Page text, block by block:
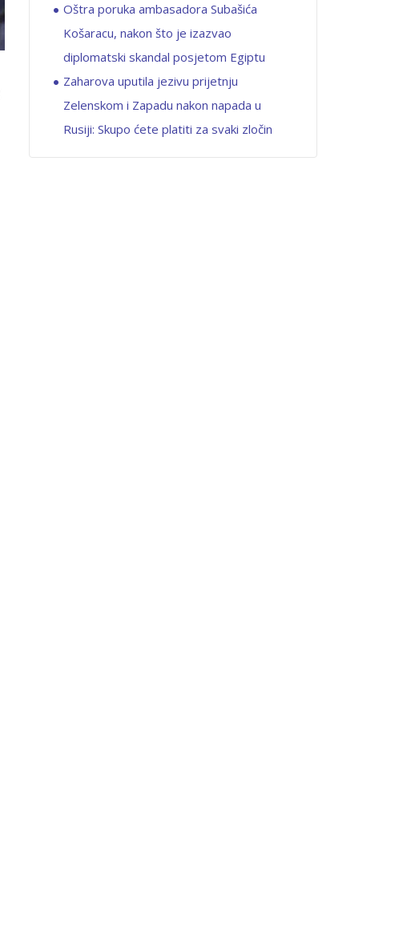
Oštra poruka ambasadora Subašića
Košaracu, nakon što je izazvao
diplomatski skandal posjetom Egiptu
Zaharova uputila jezivu prijetnju
Zelenskom i Zapadu nakon napada u
Rusiji: Skupo ćete platiti za svaki zločin